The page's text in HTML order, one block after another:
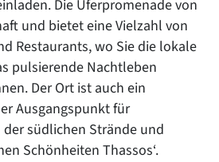
Die Uferpromenade von
und bietet eine Vielzahl von
Restaurants, wo Sie die lokale
pulsierende Nachtleben
Der Ort ist auch ein
Ausgangspunkt für
südlichen Strände und
Schönheiten Thassos‘.